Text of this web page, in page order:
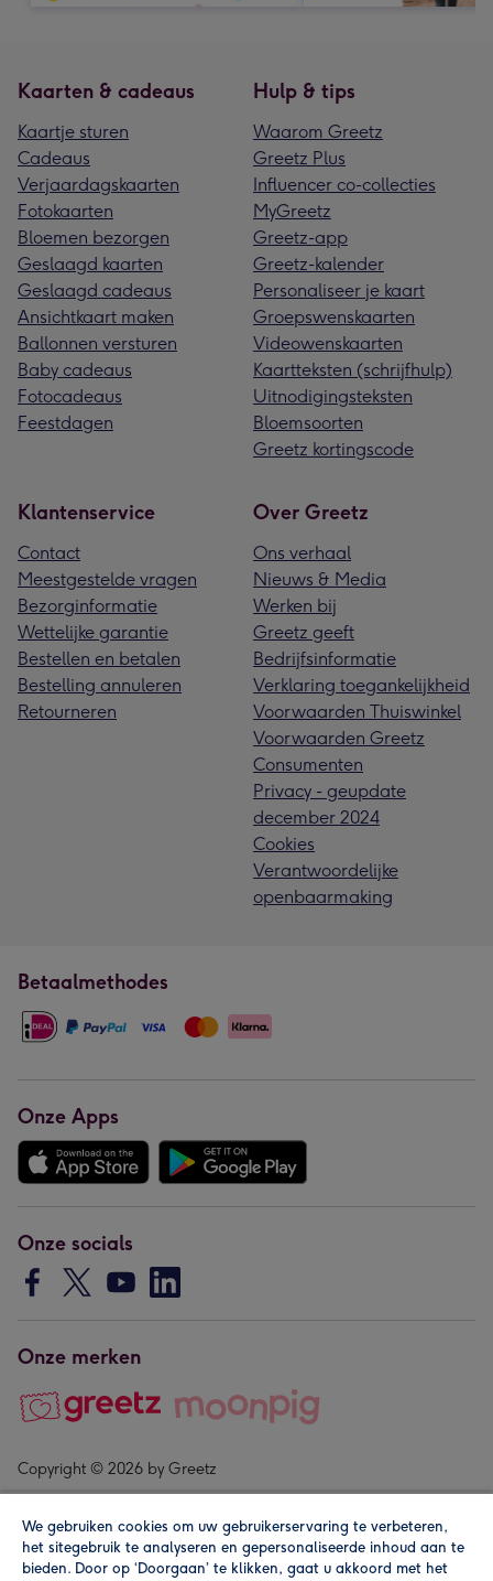
Kaarten & cadeaus
Kaartje sturen
Cadeaus
Verjaardagskaarten
Fotokaarten
Bloemen bezorgen
Geslaagd kaarten
Geslaagd cadeaus
Ansichtkaart maken
Ballonnen versturen
Baby cadeaus
Fotocadeaus
Feestdagen
Hulp & tips
Waarom Greetz
Greetz Plus
Influencer co-collecties
MyGreetz
Greetz-app
Greetz-kalender
Personaliseer je kaart
Groepswenskaarten
Videowenskaarten
Kaartteksten (schrijfhulp)
Uitnodigingsteksten
Bloemsoorten
Greetz kortingscode
Klantenservice
Contact
Meestgestelde vragen
Bezorginformatie
Wettelijke garantie
Bestellen en betalen
Bestelling annuleren
Retourneren
Over Greetz
Ons verhaal
Nieuws & Media
Werken bij
Greetz geeft
Bedrijfsinformatie
Verklaring toegankelijkheid
Voorwaarden Thuiswinkel
Voorwaarden Greetz
Consumenten
Privacy - geupdate
december 2024
Cookies
Verantwoordelijke
openbaarmaking
Betaalmethodes
Onze Apps
Onze socials
Onze merken
Copyright © 2026 by Greetz
We gebruiken cookies om uw gebruikerservaring te verbeteren,
het sitegebruik te analyseren en gepersonaliseerde inhoud aan te
bieden. Door op ‘Doorgaan’ te klikken, gaat u akkoord met het